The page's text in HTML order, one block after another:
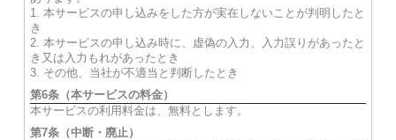
1. 本サービスの申し込みをした方が実在しないことが判明したと
き
2. 本サービスの申し込み時に、虚偽の入力、入力誤りがあったと
き又は入力もれがあったとき
3. その他、当社が不適当と判断したとき
第6条（本サービスの料金）
本サービスの利用料金は、無料とします。
第7条（中断・廃止）